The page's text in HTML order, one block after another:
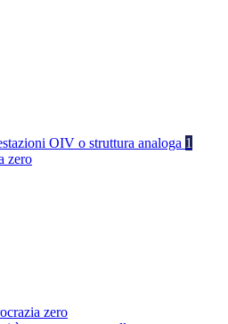
OIV o struttura analoga 1
zero
zero